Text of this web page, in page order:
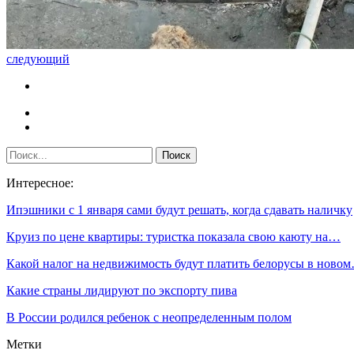
следующий
Интересное:
Ипэшники с 1 января сами будут решать, когда сдавать наличку
Круиз по цене квартиры: туристка показала свою каюту на…
Какой налог на недвижимость будут платить белорусы в
Какие страны лидируют по экспорту пива
В России родился ребенок с неопределенным полом
Метки